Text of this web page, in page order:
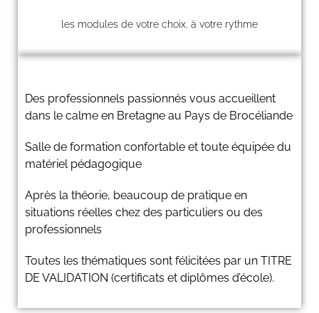
les modules de votre choix, à votre rythme
Des professionnels passionnés vous accueillent
dans le calme en Bretagne au Pays de Brocéliande
Salle de formation confortable et toute équipée du
matériel pédagogique
Après la théorie, beaucoup de pratique en
situations réelles chez des particuliers ou des
professionnels
Toutes les thématiques sont félicitées par un TITRE
DE VALIDATION (certificats et diplômes d’école).